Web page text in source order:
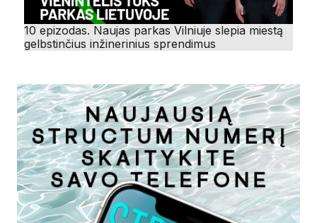
10 epizodas. Naujas parkas Vilniuje slepia miestą
gelbstinčius inžinerinius sprendimus